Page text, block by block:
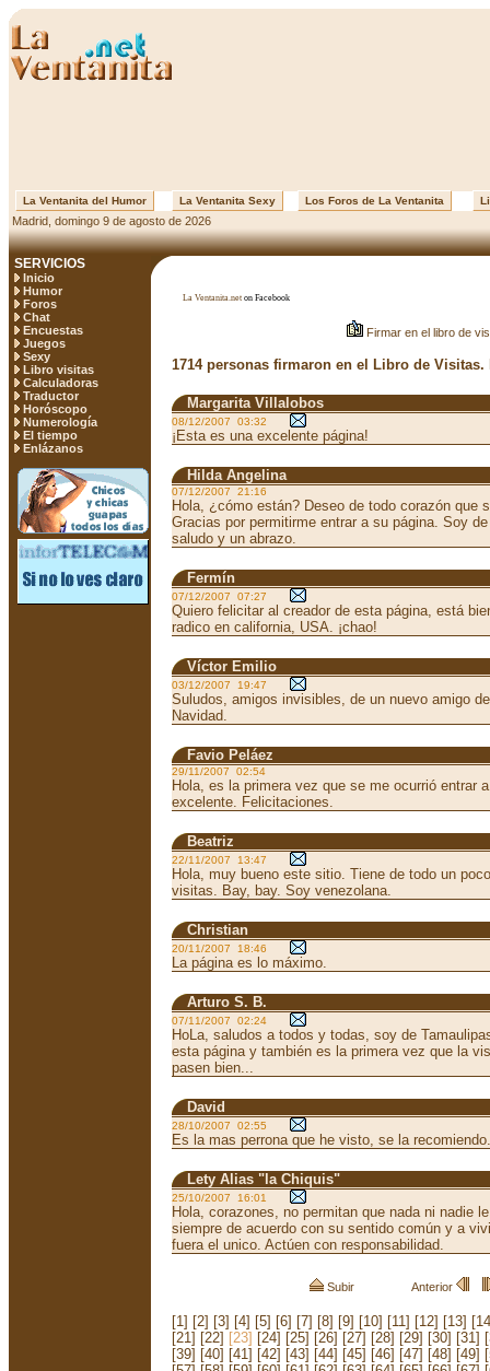
La Ventanita del Humor La Ventanita Sexy Los Foros de La Ventanita
Madrid, domingo 9 de agosto de 2026
SERVICIOS
Inicio
Humor
Foros
Chat
Encuestas
Juegos
Sexy
Libro visitas
Calculadoras
Traductor
Horóscopo
Numerología
El tiempo
Enlázanos
La Ventanita.net on Facebook
Firmar en el libro de
1714 personas firmaron en el Libro de Visitas.
Margarita Villalobos
08/12/2007 03:32
¡Esta es una excelente página!
Hilda Angelina
07/12/2007 21:16
Hola, ¿cómo están? Deseo de todo corazón que
Gracias por permitirme entrar a su página. Soy
saludo y un abrazo.
Fermín
07/12/2007 07:27
Quiero felicitar al creador de esta página, está
radico en california, USA. ¡chao!
Víctor Emilio
03/12/2007 19:47
Suludos, amigos invisibles, de un nuevo amigo
Navidad.
Favio Peláez
29/11/2007 02:54
Hola, es la primera vez que se me ocurrió entrar
excelente. Felicitaciones.
Beatriz
22/11/2007 13:47
Hola, muy bueno este sitio. Tiene de todo un
visitas. Bay, bay. Soy venezolana.
Christian
20/11/2007 18:46
La página es lo máximo.
Arturo S. B.
07/11/2007 02:24
HoLa, saludos a todos y todas, soy de
esta página y también es la primera vez que la
pasen bien...
David
28/10/2007 02:55
Es la mas perrona que he visto, se la recomiendo.
Lety Alias "la Chiquis"
25/10/2007 16:01
Hola, corazones, no permitan que nada ni nadie
siempre de acuerdo con su sentido común y a
fuera el unico. Actúen con responsabilidad.
Subir Anterior
[1] [2] [3] [4] [5] [6] [7] [8] [9] [10] [11] [12] [13]
[21] [22] [23] [24] [25] [26] [27] [28] [29] [30] [31]
[39] [40] [41] [42] [43] [44] [45] [46] [47] [48] [49]